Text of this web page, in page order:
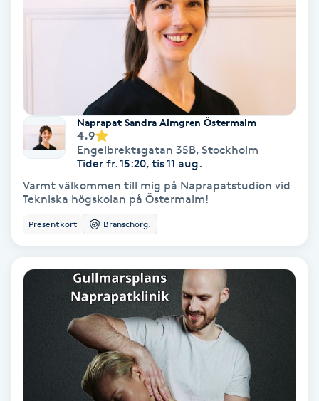
Olaplex
Olaplexbehandling
Ombre
Ombre brows
Naprapat Sandra Almgren Östermalm
4.9
Engelbrektsgatan 35B, Stockholm
Tider fr. 15:20, tis 11 aug.
Varmt välkommen till mig på Naprapatstudion vid
Tekniska högskolan på Östermalm!
Presentkort Branschorg.